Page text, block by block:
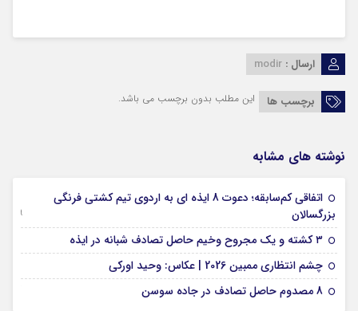
ارسال : modir
برچسب ها این مطلب بدون برچسب می باشد.
نوشته های مشابه
اتفاقی کم‌سابقه؛ دعوت 8 ایذه ای به اردوی تیم کشتی فرنگی
بزرگسالان
09 جولای 2026
۳ کشته و یک مجروح وخیم حاصل تصادف شبانه در ایذه
چشم انتظاری ممبین 2026 | عکاس: وحید اورکی
8 مصدوم حاصل تصادف در جاده سوسن